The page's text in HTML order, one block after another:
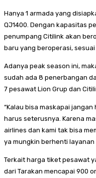
Hanya 1 armada yang
QJ1400. Dengan kapasitas
penumpang Citilink akan
baru yang beroperasi,
Adanya peak season ini,
sudah ada 8 penerbangan
7 pesawat Lion Grup dan
“Kalau bisa maskapai
harus seterusnya. Karena
airlines dan kami tak bisa
ya mungkin berhenti layanan
Terkait harga tiket pesawat
dari Tarakan mencapai 900